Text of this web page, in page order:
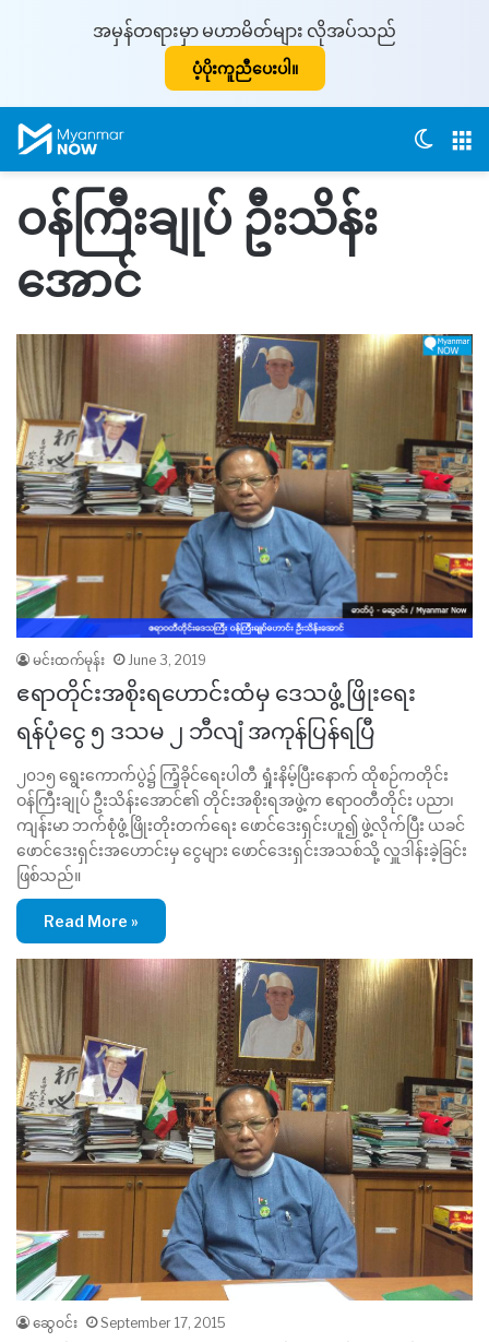
အမှန်တရားမှာ မဟာမိတ်များ လိုအပ်သည်
ပံ့ပိုးကူညီပေးပါ။
ဝန်ကြီးချုပ် ဦးသိန်း
အောင်
မင်းထက်မုန်း June 3, 2019
ဧရာတိုင်းအစိုးရဟောင်းထံမှ ဒေသဖွံ့ဖြိုးရေး
ရန်ပုံငွေ ၅ ဒသမ ၂ ဘီလျံ အကုန်ပြန်ရပြီ
၂၀၁၅ ရွေးကောက်ပွဲ၌ ကြံ့ခိုင်ရေးပါတီ ရှုံးနိမ့်ပြီးနောက် ထိုစဉ်ကတိုင်း
ဝန်ကြီးချုပ် ဦးသိန်းအောင်၏ တိုင်းအစိုးရအဖွဲ့က ဧရာဝတီတိုင်း ပညာ၊
ကျန်းမာ ဘက်စုံဖွံ့ ဖြိုးတိုးတက်ရေး ဖောင်ဒေးရှင်းဟူ၍ ဖွဲ့လိုက်ပြီး ယခင်
ဖောင်ဒေးရှင်းအဟောင်းမှ ငွေများ ဖောင်ဒေးရှင်းအသစ်သို့ လှူဒါန်းခဲ့ခြင်း
ဖြစ်သည်။
Read More »
ဆွေဝင်း September 17, 2015